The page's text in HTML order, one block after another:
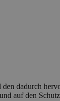
dadurch
auf den